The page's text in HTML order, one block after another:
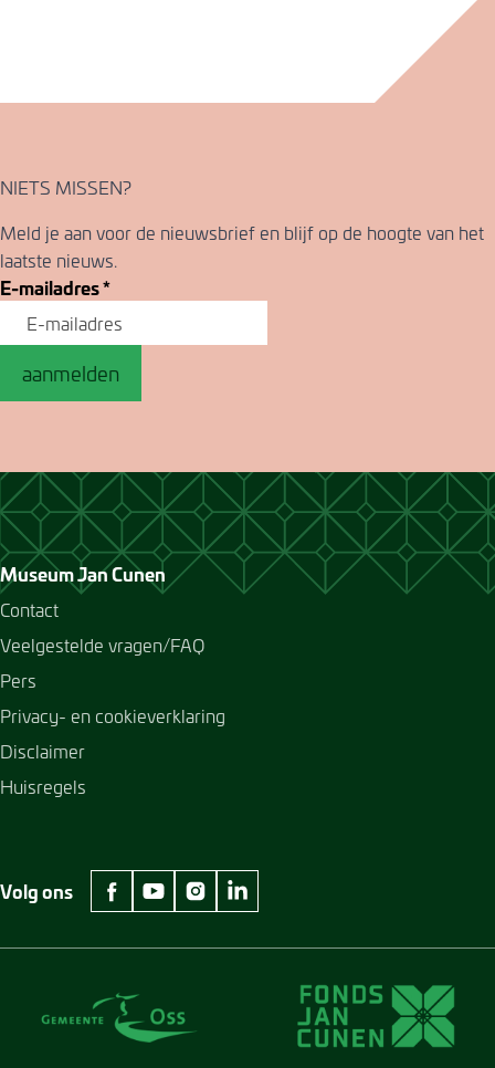
NIETS MISSEN?
Meld je aan voor de nieuwsbrief en blijf op de hoogte van het
laatste nieuws.
E-mailadres*
aanmelden
Museum Jan Cunen
Contact
Veelgestelde vragen/FAQ
Pers
Privacy- en cookieverklaring
Disclaimer
Huisregels
Volg ons
facebook Museum Jan Cunen
youtube Museum Jan Cunen
instagram Museum Jan Cunen
linkedin Museum Jan Cunen